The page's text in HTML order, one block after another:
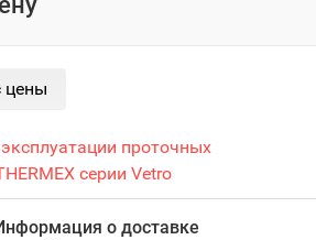
проточных
серии Vetro
о доставке